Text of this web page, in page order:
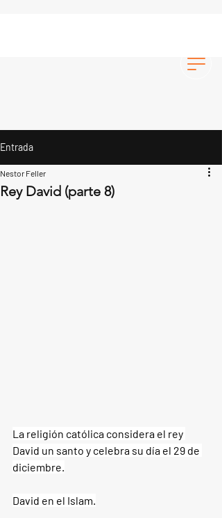
Entrada
Rey David (parte 8)
Nestor Feller
La religión católica considera el rey
David un santo y celebra su día el 29 de
diciembre.
David en el Islam.